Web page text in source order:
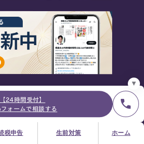
【24時間受付】
ォームで相談する
税申告 生前対策 ホーム
ぎの方は電話で面談予約
0120-80-2929
9:00～18:00 (土日祝日除く)
LINE友だち追加
ーポリシーサイトマップ